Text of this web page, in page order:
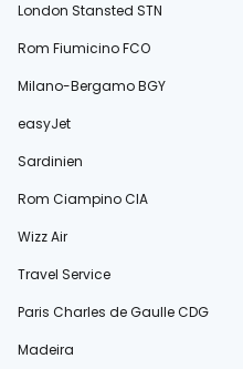
London Stansted STN
Rom Fiumicino FCO
Milano-Bergamo BGY
easyJet
Sardinien
Rom Ciampino CIA
Wizz Air
Travel Service
Paris Charles de Gaulle CDG
Madeira